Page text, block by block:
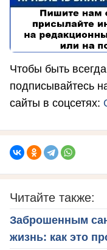
Чтобы быть
подписывайтесь
сайты в соцсетях:
Читайте также:
Заброшенным
жизнь: как это